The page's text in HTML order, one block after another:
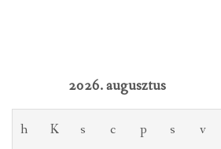
2026. augusztus
h K s c p s v